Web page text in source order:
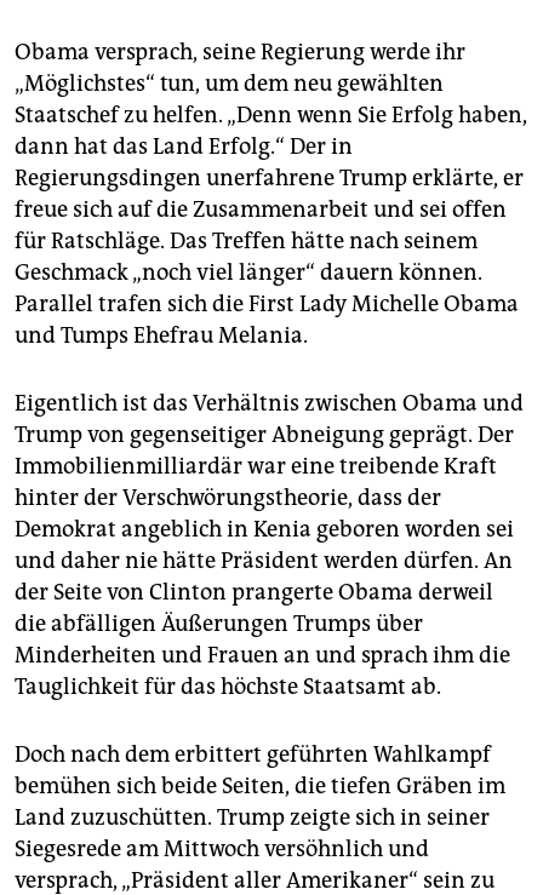
Obama versprach, seine Regierung werde ihr
„Möglichstes“ tun, um dem neu gewählten
Staatschef zu helfen. „Denn wenn Sie Erfolg haben,
dann hat das Land Erfolg.“ Der in
Regierungsdingen unerfahrene Trump erklärte, er
freue sich auf die Zusammenarbeit und sei offen
für Ratschläge. Das Treffen hätte nach seinem
Geschmack „noch viel länger“ dauern können.
Parallel trafen sich die First Lady Michelle Obama
und Tumps Ehefrau Melania.
Eigentlich ist das Verhältnis zwischen Obama und
Trump von gegenseitiger Abneigung geprägt. Der
Immobilienmilliardär war eine treibende Kraft
hinter der Verschwörungstheorie, dass der
Demokrat angeblich in Kenia geboren worden sei
und daher nie hätte Präsident werden dürfen. An
der Seite von Clinton prangerte Obama derweil
die abfälligen Äußerungen Trumps über
Minderheiten und Frauen an und sprach ihm die
Tauglichkeit für das höchste Staatsamt ab.
Doch nach dem erbittert geführten Wahlkampf
bemühen sich beide Seiten, die tiefen Gräben im
Land zuzuschütten. Trump zeigte sich in seiner
Siegesrede am Mittwoch versöhnlich und
versprach, „Präsident aller Amerikaner“ sein zu